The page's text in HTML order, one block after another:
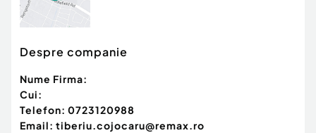
Despre companie
Nume Firma:
Cui:
Telefon: 0723120988
Email: tiberiu.cojocaru@remax.ro